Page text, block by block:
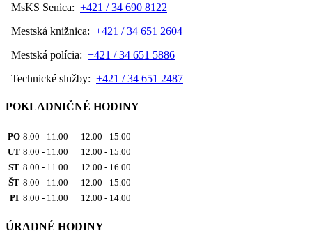
MsKS Senica: +421 / 34 690 8122
Mestská knižnica: +421 / 34 651 2604
Mestská polícia: +421 / 34 651 5886
Technické služby: +421 / 34 651 2487
POKLADNIČNÉ HODINY
PO 8.00 - 11.00 12.00 - 15.00
UT 8.00 - 11.00 12.00 - 15.00
ST 8.00 - 11.00 12.00 - 16.00
ŠT 8.00 - 11.00 12.00 - 15.00
PI 8.00 - 11.00 12.00 - 14.00
ÚRADNÉ HODINY